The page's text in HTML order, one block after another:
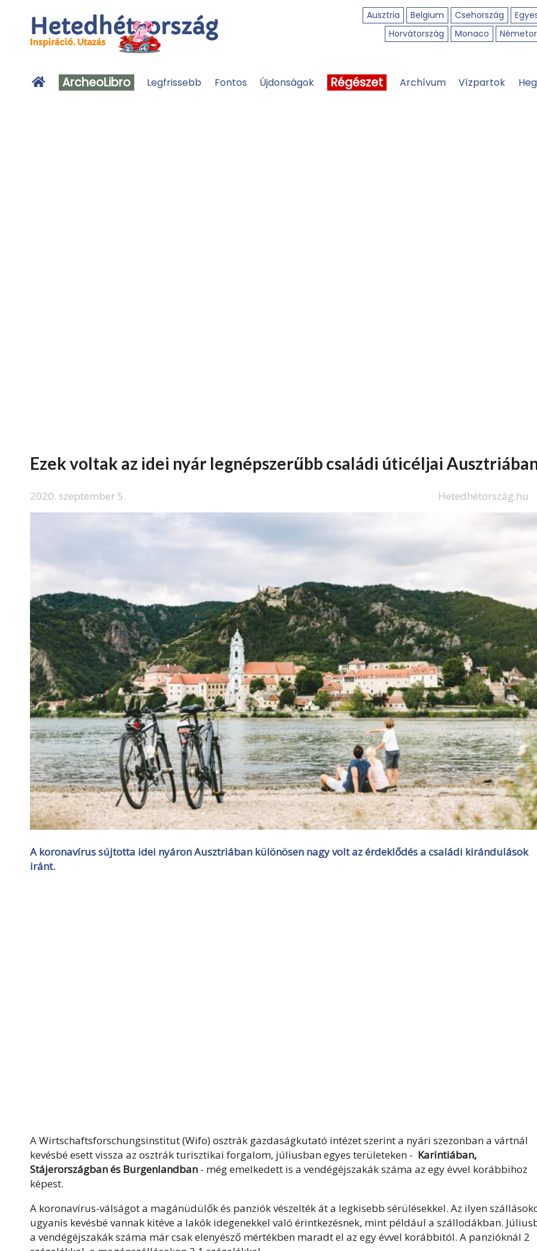
Ausztria Belgium Csehország
Horvátország
Monaco
ArcheoLibro Legfrissebb Fontos Újdonságok Régészet Archívum Vízpartok
Ezek voltak az idei nyár legnépszerűbb családi úticéljai
2020. szeptember 5. Hetedhétország.hu
A koronavírus sújtotta idei nyáron Ausztriában különösen nagy volt az érdeklődés a családi kirándulások
iránt.
A Wirtschaftsforschungsinstitut (Wifo) osztrák gazdaságkutató intézet szerint a nyári szezonban a vártnál
kevésbé esett vissza az osztrák turisztikai forgalom, júliusban egyes területeken - Karintiában,
Stájerországban és Burgenlandban - még emelkedett is a vendégéjszakák száma az egy évvel korábbihoz
képest.
A koronavírus-válságot a magánüdülők és panziók vészelték át a legkisebb sérülésekkel. Az ilyen
ugyanis kevésbé vannak kitéve a lakók idegenekkel való érintkezésnek, mint például a szállodákban.
a vendégéjszakák száma már csak elenyésző mértékben maradt el az egy évvel korábbitól. A panzióknál 2